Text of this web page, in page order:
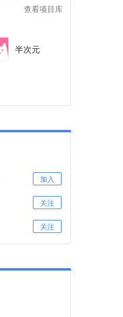
查看项目库
半次元
加入
关注
关注